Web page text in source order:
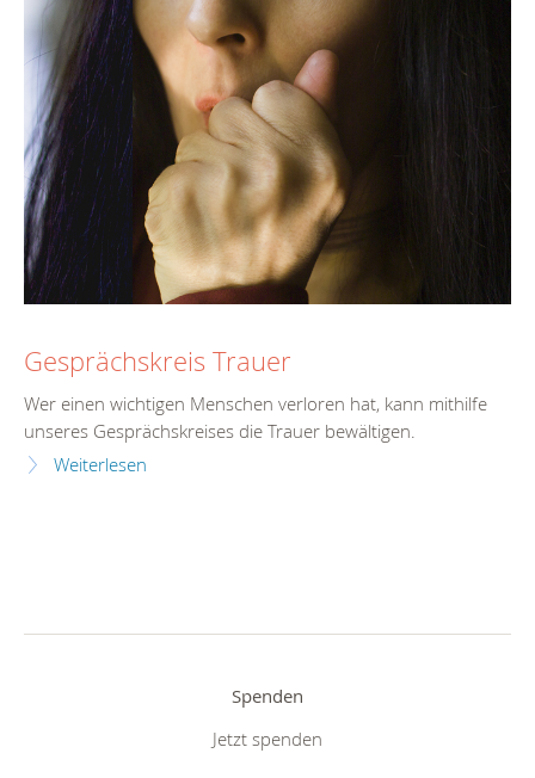
Gesprächskreis Trauer
Wer einen wichtigen Menschen verloren hat, kann mithilfe
unseres Gesprächskreises die Trauer bewältigen.
Weiterlesen
Spenden
Jetzt spenden